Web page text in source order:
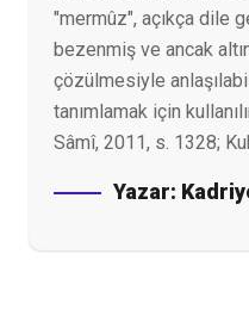
"mermûz", açıkça dile
bezenmiş ve ancak
çözülmesiyle
tanımlamak için
Sâmî, 2011, s. 1328;
Yazar: